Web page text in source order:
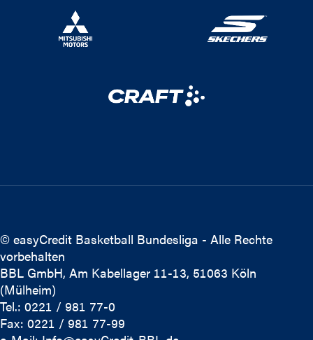
© easyCredit Basketball Bundesliga - Alle Rechte
vorbehalten
BBL GmbH, Am Kabellager 11-13, 51063 Köln
(Mülheim)
Tel.: 0221 / 981 77-0
Fax: 0221 / 981 77-99